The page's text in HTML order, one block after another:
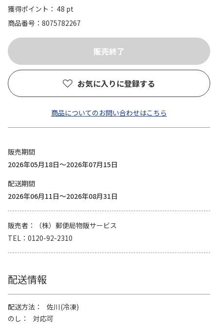
獲得ポイント： 48 pt
商品番号
8075782267
お気に入りに登録する
商品についてのお問い合わせはこちら
販売期間
2026年05月18日～2026年07月15日
配送期間
2026年06月11日～2026年08月31日
販売者
（株）郵便局物販サービス
TEL
0120-92-2310
配送情報
配送方法
佐川(冷凍)
のし
対応可